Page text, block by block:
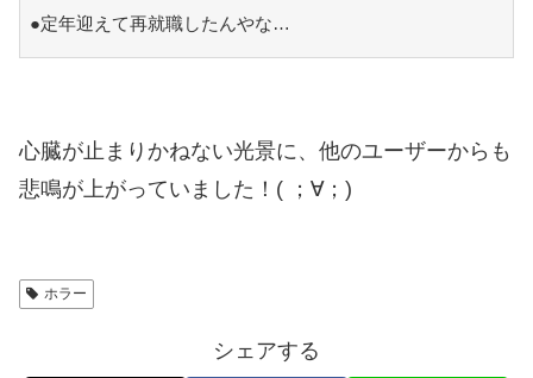
●定年迎えて再就職したんやな…
心臓が止まりかねない光景に、他のユーザーからも
悲鳴が上がっていました！( ；∀；)
ホラー
シェアする